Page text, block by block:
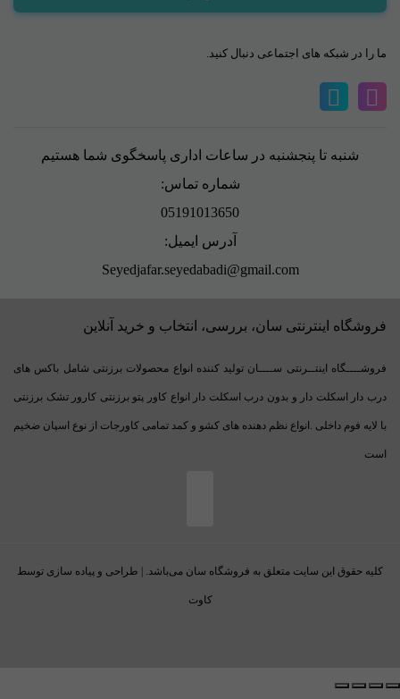
ما را در شبکه های اجتماعی دنبال کنید.
شنبه تا پنجشنبه در ساعات اداری پاسخگوی شما هستیم
شماره تماس:
05191013650
آدرس ایمیل:
Seyedjafar.seyedabadi@gmail.com
فروشگاه اینترنتی سان، بررسی، انتخاب و خرید آنلاین
فروشــــگاه اینتــرنتی ســــان تولید کننده انواع محصولات برزنتی شامل باکس های
درب دار اسکلت دار و بدون درب اسکلت دار انواع کاور پتو برزنتی کارور تشک برزنتی
با لایه فوم داخلی .انواع نظم دهنده های کشو و کمد تمامی کاورجات از نوع اسپان ضخیم
است
کلیه حقوق این سایت متعلق به فروشگاه سان می‌باشد. | طراحی و پیاده سازی توسط
کاوت